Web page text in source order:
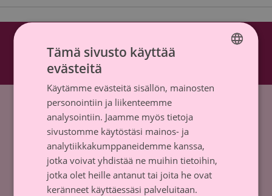
Etusivu»syöpäalttius
Syöpäsäätiö sr (y-tunnus 0237165-7)
Mäkelänkatu 2, 00500 Helsinki
p. +358 9 135 331
Keräyslupa
SWEDISH
Tämä sivusto käyttää
evästeitä
Käytämme evästeitä sisällön, mainosten
personointiin ja liikenteemme
analysointiin. Jaamme myös tietoja
sivustomme käytöstäsi mainos- ja
analytiikkakumppaneidemme kanssa,
jotka voivat yhdistää ne muihin tietoihin,
jotka olet heille antanut tai joita he ovat
keränneet käyttäessäsi palveluitaan.